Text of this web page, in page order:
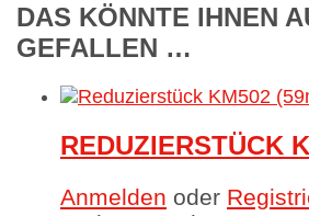
DAS KÖNNTE IHNEN
GEFALLEN …
REDUZIERSTÜCK
Anmelden oder